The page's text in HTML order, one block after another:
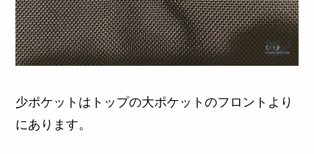
少ポケットはトップの大ポケットのフロントより
にあります。